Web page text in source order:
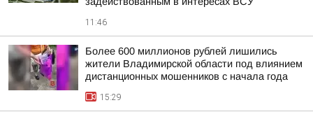
11:46
Более 600 миллионов рублей лишились
жители Владимирской области под влиянием
дистанционных мошенников с начала года
15:29